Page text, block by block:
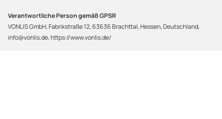
Verantwortliche Person gemäß GPSR
VONLIS GmbH, Fabrikstraße 12, 63636 Brachttal, Hessen, Deutschland,
info@vonlis.de, https://www.vonlis.de/